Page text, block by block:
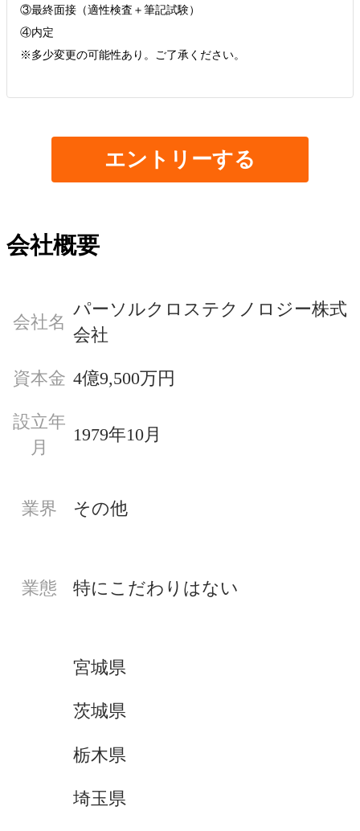
③最終面接（適性検査＋筆記試験）
④内定
※多少変更の可能性あり。ご了承ください。
エントリーする
会社概要
会社名
パーソルクロステクノロジー株式
会社
資本金 4億9,500万円
設立年
月
1979年10月
業界 その他
業態 特にこだわりはない
宮城県
茨城県
栃木県
埼玉県